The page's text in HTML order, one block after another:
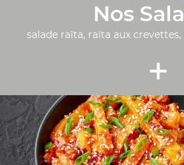
Nos
salade raïta, raïta aux crevettes,
+